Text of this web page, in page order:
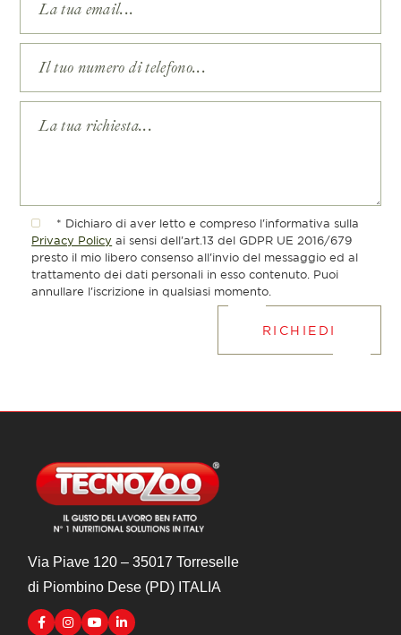
* Dichiaro di aver letto e compreso l'informativa sulla
Privacy Policy ai sensi dell'art.13 del GDPR UE 2016/679
presto il mio libero consenso all'invio del messaggio ed al
trattamento dei dati personali in esso contenuto. Puoi
annullare l'iscrizione in qualsiasi momento.
RICHIEDI
Via Piave 120 – 35017 Torreselle
di Piombino Dese (PD) ITALIA